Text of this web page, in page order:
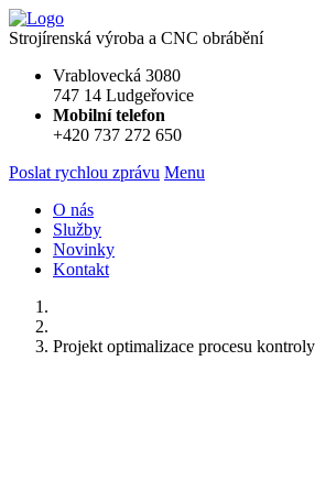
Strojírenská výroba a CNC obrábění
Vrablovecká 3080
747 14 Ludgeřovice
Mobilní telefon
+420 737 272 650
Poslat rychlou zprávu Menu
O nás
Služby
Novinky
Kontakt
Projekt optimalizace procesu kontroly